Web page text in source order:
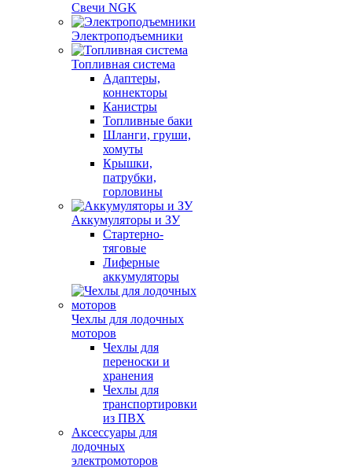
Свечи NGK
Электроподъемники
Топливная система
Адаптеры,
коннекторы
Канистры
Топливные баки
Шланги, груши,
хомуты
Крышки,
патрубки,
горловины
Аккумуляторы и ЗУ
Стартерно-
тяговые
Лиферные
аккумуляторы
Чехлы для лодочных
моторов
Чехлы для
переноски и
хранения
Чехлы для
транспортировки
из ПВХ
Аксессуары для
лодочных
электромоторов